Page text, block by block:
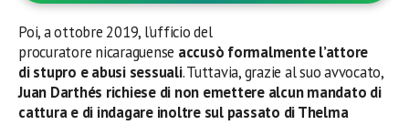
Poi, a ottobre 2019, l’ufficio del
procuratore nicaraguense accusò formalmente l’attore
di stupro e abusi sessuali. Tuttavia, grazie al suo avvocato,
Juan Darthés richiese di non emettere alcun mandato di
cattura e di indagare inoltre sul passato di Thelma